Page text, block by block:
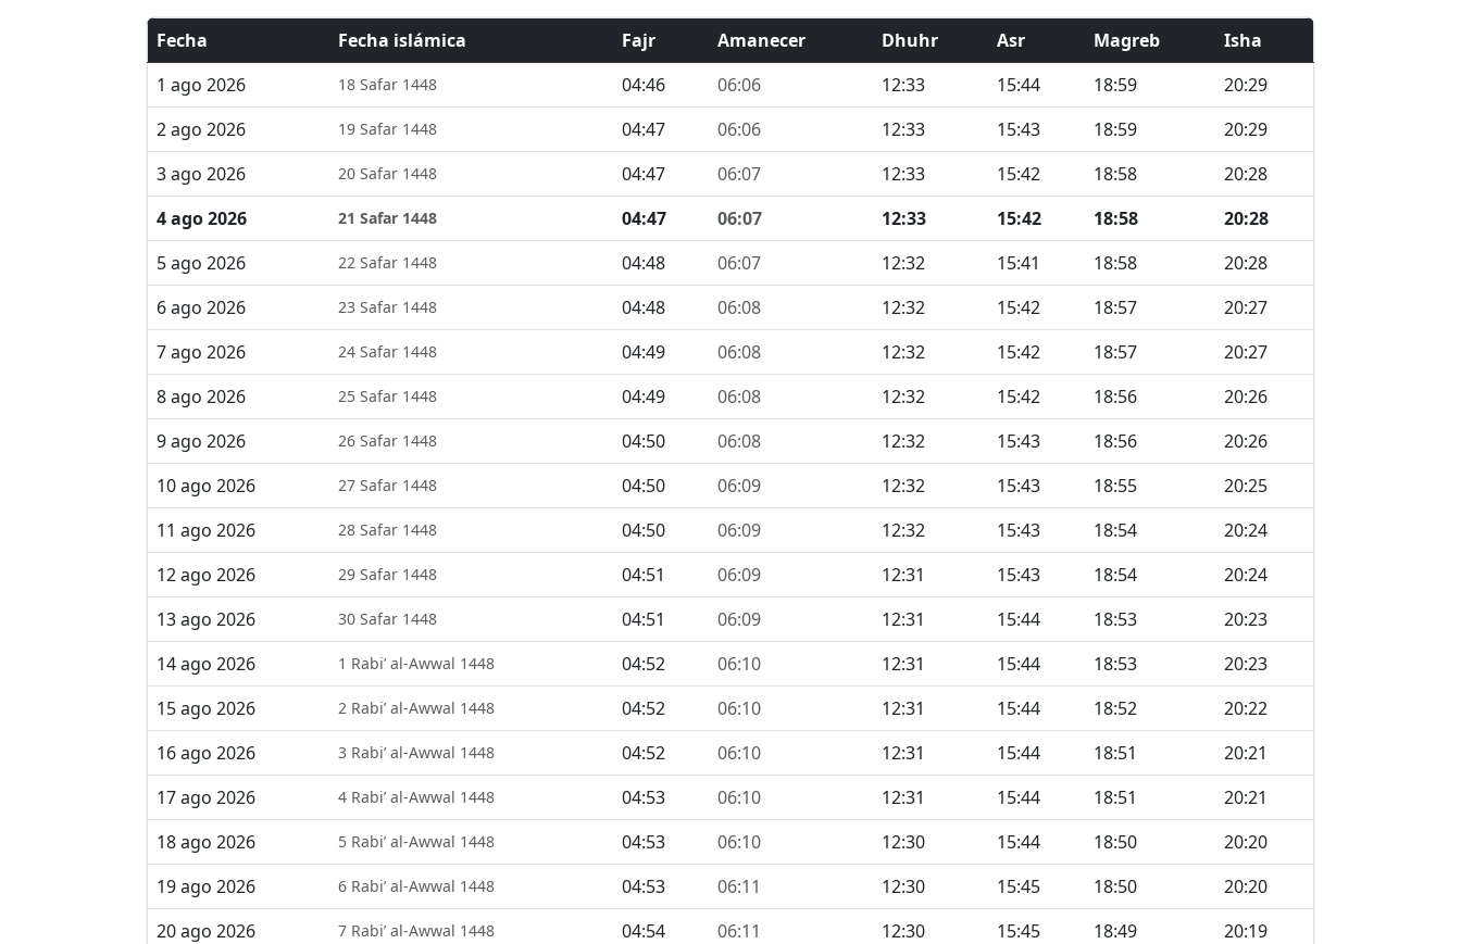
Fecha Fecha islámica Fajr Amanecer Dhuhr Asr Magreb
Isha
1 ago 2026
18 Safar 1448 04:46 06:06 12:33 15:44 18:59
20:29
2 ago 2026
19 Safar 1448 04:47 06:06 12:33 15:43 18:59
20:29
3 ago 2026
20 Safar 1448 04:47 06:07 12:33 15:42 18:58
20:28
4 ago 2026
21 Safar 1448 04:47 06:07 12:33 15:42 18:58
20:28
5 ago 2026
22 Safar 1448 04:48 06:07 12:32 15:41 18:58
20:28
6 ago 2026
23 Safar 1448 04:48 06:08 12:32 15:42 18:57
20:27
7 ago 2026
24 Safar 1448 04:49 06:08 12:32 15:42 18:57
20:27
8 ago 2026
25 Safar 1448 04:49 06:08 12:32 15:42 18:56
20:26
9 ago 2026
26 Safar 1448 04:50 06:08 12:32 15:43 18:56
20:26
10 ago 2026
27 Safar 1448 04:50 06:09 12:32 15:43 18:55
20:25
11 ago 2026
28 Safar 1448 04:50 06:09 12:32 15:43 18:54
20:24
12 ago 2026
29 Safar 1448 04:51 06:09 12:31 15:43 18:54
20:24
13 ago 2026
30 Safar 1448 04:51 06:09 12:31 15:44 18:53
20:23
14 ago 2026
1 Rabi’ al-Awwal 1448 04:52 06:10 12:31 15:44 18:53
20:23
15 ago 2026
2 Rabi’ al-Awwal 1448 04:52 06:10 12:31 15:44 18:52
20:22
16 ago 2026
3 Rabi’ al-Awwal 1448 04:52 06:10 12:31 15:44 18:51
20:21
17 ago 2026
4 Rabi’ al-Awwal 1448 04:53 06:10 12:31 15:44 18:51
20:21
18 ago 2026
5 Rabi’ al-Awwal 1448 04:53 06:10 12:30 15:44 18:50
20:20
19 ago 2026
6 Rabi’ al-Awwal 1448 04:53 06:11 12:30 15:45 18:50
20:20
20 ago 2026
7 Rabi’ al-Awwal 1448 04:54 06:11 12:30 15:45 18:49
20:19